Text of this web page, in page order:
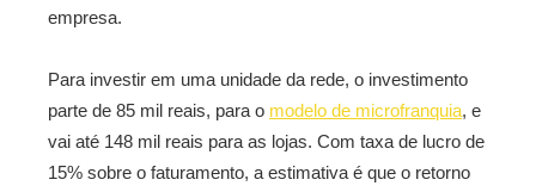
empresa.
Para investir em uma unidade da rede, o investimento
parte de 85 mil reais, para o modelo de microfranquia, e
vai até 148 mil reais para as lojas. Com taxa de lucro de
15% sobre o faturamento, a estimativa é que o retorno